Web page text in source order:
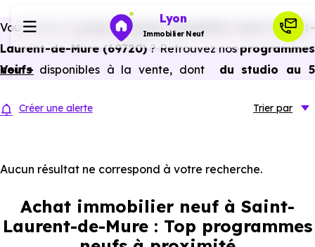
Lyon
Immobilier Neuf
Investir
Actualités
Vous avez un
projet d’achat immobilier neuf à Saint-
Laurent-de-Mure (69720) ? Retrouvez nos programmes
neufsdisponibles à la vente, dont
du studio au 5
d’agence.
à Saint-Laurent-de-Mure (69720), vous pouvez aussi
dans certains cas, frais de notaire réduits, bonnes
performances énergétiques, garanties constructeur, etc.
Voir +
Créer une alerte Trier par
Aucun résultat ne correspond à votre recherche.
Achat immobilier neuf à Saint-
Laurent-de-Mure : Top programmes